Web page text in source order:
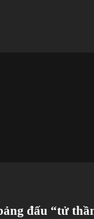
đấu “tử